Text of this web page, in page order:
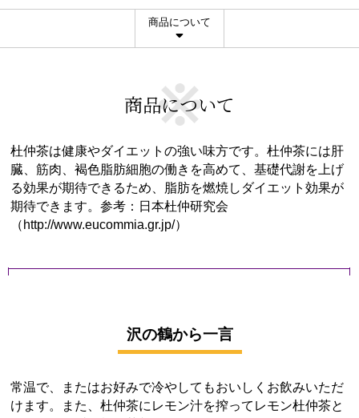
商品について
商品について
杜仲茶は健康やダイエットの強い味方です。杜仲茶には肝
臓、筋肉、褐色脂肪細胞の働きを高めて、基礎代謝を上げ
る効果が期待できるため、脂肪を燃焼しダイエット効果が
期待できます。参考：日本杜仲研究会
（http://www.eucommia.gr.jp/）
沢の鶴から一言
常温で、またはお好みで冷やしてもおいしくお飲みいただ
けます。また、杜仲茶にレモン汁を搾ってレモン杜仲茶と